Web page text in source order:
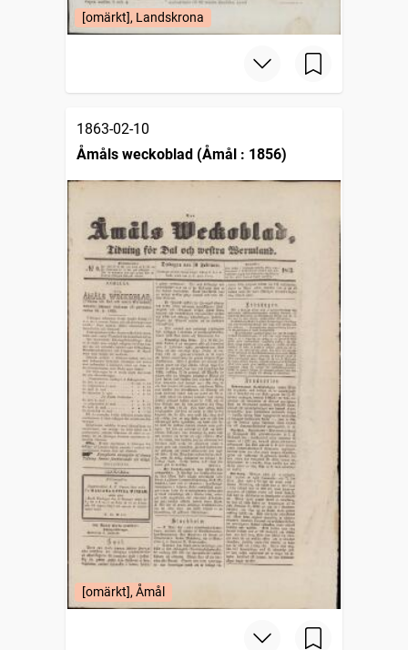
[omärkt], Landskrona
1863-02-10
Åmåls weckoblad (Åmål : 1856)
[omärkt], Åmål